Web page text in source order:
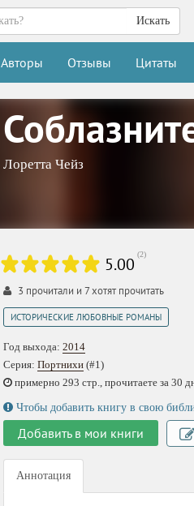
Искать
Авторы Отзывы Цитаты
Лоретта Чейз
5.00 (2)
3 прочитали и 7хотят прочитать
ИСТОРИЧЕСКИЕ ЛЮБОВНЫЕ РОМАНЫ
Год выхода: 2014
Серия: Портнихи (#1)
примерно 293 стр., прочитаете за 30
Чтобы добавить книгу в свою
Добавить в мои книги
Аннотация